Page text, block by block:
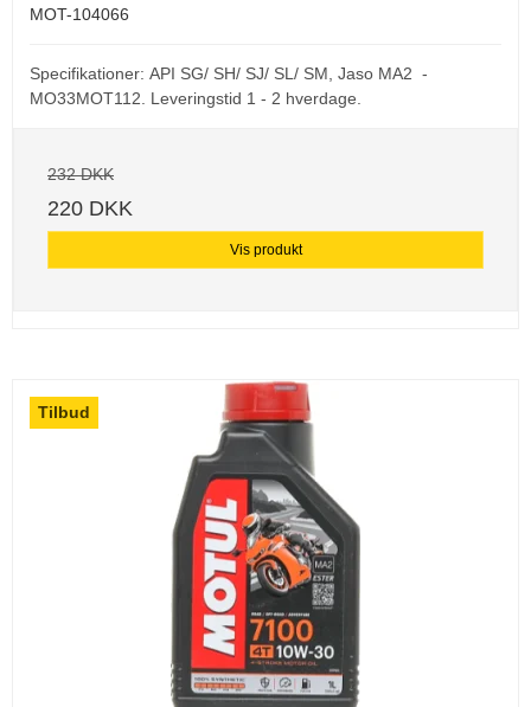
MOT-104066
Specifikationer: API SG/ SH/ SJ/ SL/ SM, Jaso MA2 -
MO33MOT112. Leveringstid 1 - 2 hverdage.
232 DKK
220 DKK
Vis produkt
Tilbud